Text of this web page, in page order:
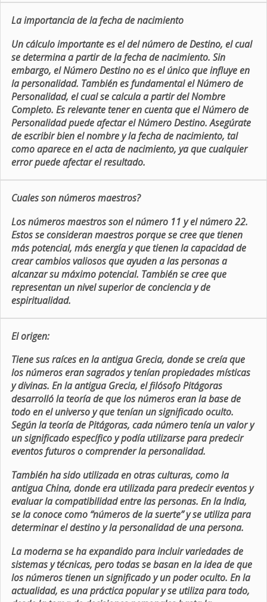
La importancia de la fecha de nacimiento
Un cálculo importante es el del número de Destino, el cual
se determina a partir de la fecha de nacimiento. Sin
embargo, el Número Destino no es el único que influye en
la personalidad. También es fundamental el Número de
Personalidad, el cual se calcula a partir del Nombre
Completo. Es relevante tener en cuenta que el Número de
Personalidad puede afectar el Número Destino. Asegúrate
de escribir bien el nombre y la fecha de nacimiento, tal
como aparece en el acta de nacimiento, ya que cualquier
error puede afectar el resultado.
Cuales son números maestros?
Los números maestros son el número 11 y el número 22.
Estos se consideran maestros porque se cree que tienen
más potencial, más energía y que tienen la capacidad de
crear cambios valiosos que ayuden a las personas a
alcanzar su máximo potencial. También se cree que
representan un nivel superior de conciencia y de
espiritualidad.
El origen:
Tiene sus raíces en la antigua Grecia, donde se creía que
los números eran sagrados y tenían propiedades místicas
y divinas. En la antigua Grecia, el filósofo Pitágoras
desarrolló la teoría de que los números eran la base de
todo en el universo y que tenían un significado oculto.
Según la teoría de Pitágoras, cada número tenía un valor y
un significado específico y podía utilizarse para predecir
eventos futuros o comprender la personalidad.
También ha sido utilizada en otras culturas, como la
antigua China, donde era utilizada para predecir eventos y
evaluar la compatibilidad entre las personas. En la India,
se la conoce como “números de la suerte” y se utiliza para
determinar el destino y la personalidad de una persona.
La moderna se ha expandido para incluir variedades de
sistemas y técnicas, pero todas se basan en la idea de que
los números tienen un significado y un poder oculto. En la
actualidad, es una práctica popular y se utiliza para todo,